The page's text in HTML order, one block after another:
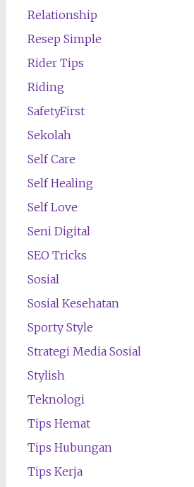
Relationship
Resep Simple
Rider Tips
Riding
SafetyFirst
Sekolah
Self Care
Self Healing
Self Love
Seni Digital
SEO Tricks
Sosial
Sosial Kesehatan
Sporty Style
Strategi Media Sosial
Stylish
Teknologi
Tips Hemat
Tips Hubungan
Tips Kerja